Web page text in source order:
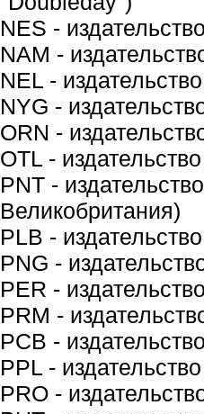
NES -
NAM -
NEL -
NYG -
ORN -
OTL -
PNT -
Великобритания)
PLB -
PNG -
PER -
PRM -
PCB -
PPL -
PRO -